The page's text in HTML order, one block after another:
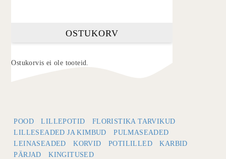
OSTUKORV
Ostukorvis ei ole tooteid.
POOD LILLEPOTID
FLORISTIKA TARVIKUD
LILLESEADED JA KIMBUD
PULMASEADED
LEINASEADED
KORVID POTILILLED
KARBID
PÄRJAD
KINGITUSED